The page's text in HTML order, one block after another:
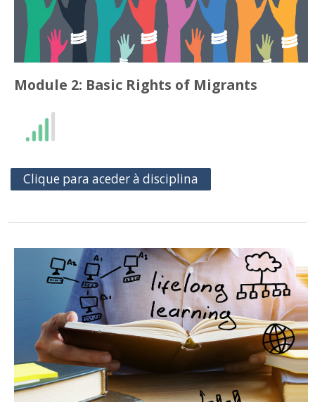
Module 2: Basic Rights of Migrants
Clique para aceder à disciplina